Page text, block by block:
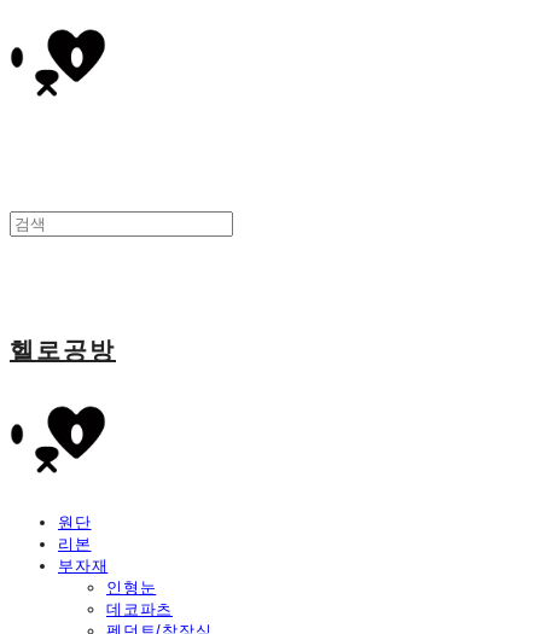
헬로공방
원단
리본
부자재
인형눈
데코파츠